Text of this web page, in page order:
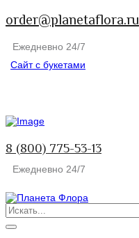
order@planetaflora.ru
Ежедневно 24/7
Сайт с букетами
8 (800) 775-53-13
Ежедневно 24/7